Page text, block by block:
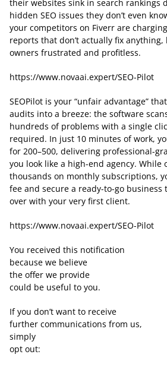
their websites sink in search rankings
hidden SEO issues they don’t even
your competitors on Fiverr are
reports that don’t actually fix anything,
owners frustrated and profitless.
https://www.novaai.expert/SEO-Pilot
SEOPilot is your “unfair advantage”
audits into a breeze: the software
hundreds of problems with a single
required. In just 10 minutes of work,
for 200–500, delivering professional-
you look like a high-end agency. While
thousands on monthly subscriptions,
fee and secure a ready-to-go
over with your very first client.
https://www.novaai.expert/SEO-Pilot
You received this notification
because we believe
the offer we provide
could be useful to you.
If you don’t want to receive
further communications from us,
simply
opt out: